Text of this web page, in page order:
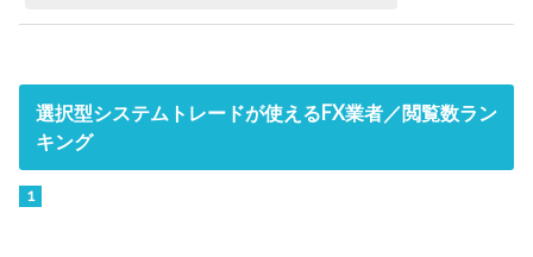
選択型システムトレードが使えるFX業者／閲覧数ラン
キング